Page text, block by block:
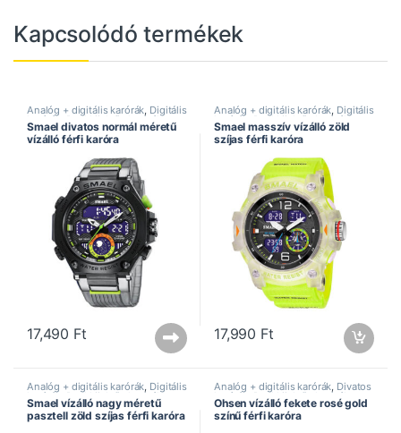
Kapcsolódó termékek
Analóg + digitális karórák, Digitális
karórák ,Dual kijelzős karórák,
Férfi karórák,Legújabb karórák,
Smael óra,Sportos karórák
Smael divatos normál méretű
vízálló férfi karóra
17,490 Ft
Analóg + digitális karórák, Digitális
karórák Dual kijelzős karórák,
Férfi karórák,Legújabb karórák
Smael óra,Sportos karórák
Vízálló karórák
Smael masszív vízálló zöld
szíjas férfi karóra
17,990 Ft
Analóg + digitális karórák Digitális
karórák Dual kijelzős karórák,
Férfi karórák,Legújabb karórák
Smael óra,Sportos karórák,
Vízálló karórák
Smael vízálló nagy méretű
pasztell zöld szíjas férfi karóra
Analóg + digitális karórák Divatos
karórák Dual kijelzős karórák
Férfi karórák,Ohsen óra,Sportos
karórák
Ohsen vízálló fekete rosé gold
színű férfi karóra